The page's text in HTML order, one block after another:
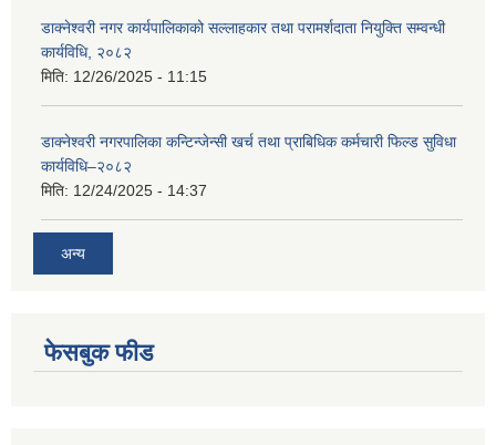
डाक्नेश्वरी नगर कार्यपालिकाको सल्लाहकार तथा परामर्शदाता नियुक्ति सम्वन्धी
कार्यविधि, २०८२
मिति: 12/26/2025 - 11:15
डाक्नेश्वरी नगरपालिका कन्टिन्जेन्सी खर्च तथा प्राबिधिक कर्मचारी फिल्ड सुविधा
कार्यविधि–२०८२
मिति: 12/24/2025 - 14:37
अन्य
फेसबुक फीड